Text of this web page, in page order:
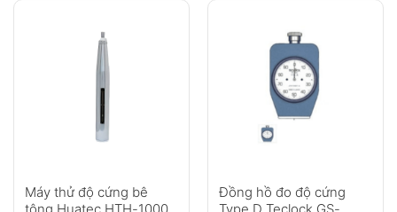
Máy thử độ cứng bê
tông Huatec HTH-1000
Đồng hồ đo độ cứng
Type D Teclock GS-